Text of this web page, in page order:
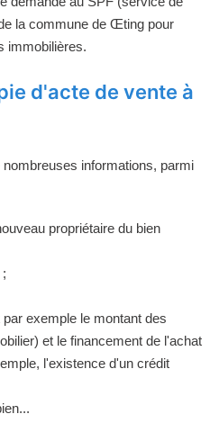
la commune de Œting pour
immobilières.
d'acte de vente à
nombreuses informations, parmi
propriétaire du bien
exemple le montant des
et le financement de l'achat
l'existence d'un crédit